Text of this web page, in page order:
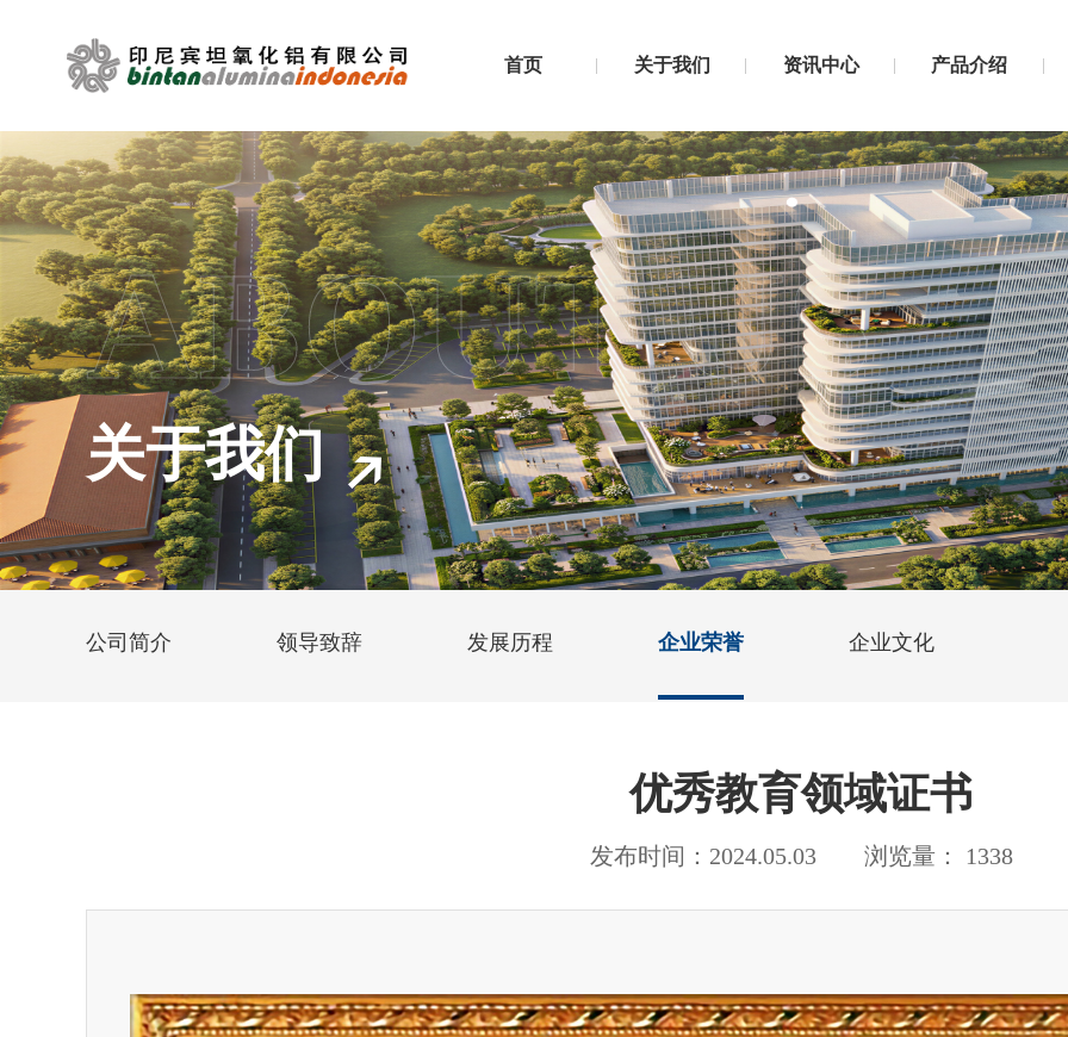
首页 关于我们 资讯中心 产品介绍
ABOUT US
关于我们
公司简介 领导致辞 发展历程 企业荣誉 企业文化
优秀教育领域证书
发布时间：2024.05.03 浏览量： 1338